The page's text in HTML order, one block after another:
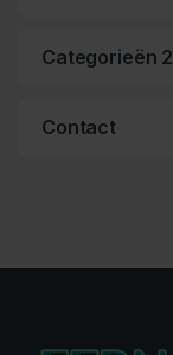
Categorieën 2
Contact